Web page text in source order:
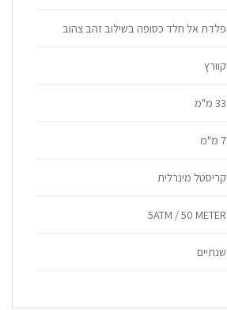
פלדת אל חלד כסופה בשילוב זהב צהוב
קוורץ
33 מ"מ
7 מ"מ
קריסטל מינרלית
5ATM / 50 METER
שנתיים